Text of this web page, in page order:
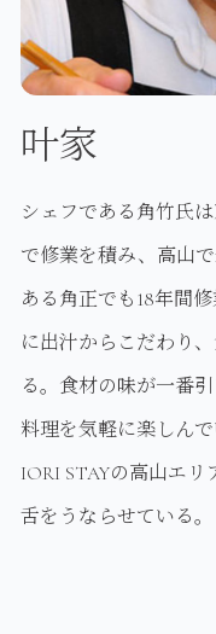
叶家
シェフである角竹氏
で修業を積み、高山
ある角正でも18年間
に出汁からこだわり
る。食材の味が一番
料理を気軽に楽しんで
IORI STAYの高山エ
舌をうならせている。